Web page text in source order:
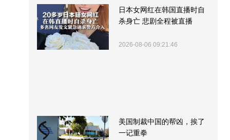
日本女网红在韩国直播时自
杀身亡 悲剧全程被直播
2026-08-06 09:21:46
美国制裁中国的帮凶，挨了
一记重拳